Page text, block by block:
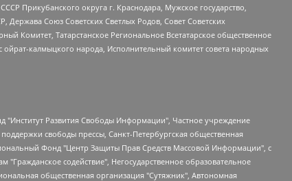
Прикубанского округа г. Краснодара, Мужское государство,
Союз Советских Светлых Родов, Совет Советских
Комитет, Татарстанское Региональное Всетатарское общественное
калмыцкого народа, Исполнительный комитет совета народных
Вероника Юрьевна, Толоконникова Надежда Андреевна, Шендерович Виктор Анатольевич, Общество с ограниченной ответственностью "Данное сообщение", Общество с ограниченной ответственностью Издательский дом "Новая глава", Айнбиндер Александра Александровна, Московский комьюнити-центр для ЛГБТ+инициатив, Благотворительный фонд развития филантропии, Deutsche Welle (Германия, Kurt-Schumacher-Strasse 3, 53113 Bonn), Борзунова Мария Михайловна, Воробьев Виктор Викторович, Голубева Анна Львовна, Константинова Алла Михайловна, Малкова Ирина Владимировна, Мурадов Мурад Абдулгалимович, Осетинская Елизавета Николаевна, Понасенков Евгений Николаевич, Ганапольский Матвей Юрьевич, Киселев Евгений Алексеевич, Борухович Ирина Григорьевна, Дремин Иван Тимофеевич, Дубровский Дмитрий Викторович, Красноярская региональная общественная организация поддержки и развития альтернативных образовательных технологий и межкультурных коммуникаций "ИНТЕРРА", Маяковская Екатерина Алексеевна, Фейгин Марк Захарович, Филимонов Андрей Викторович, Дзугкоева Регина Николаевна, Доброхотов Роман Александрович, Дудь Юрий Александрович, Елкин Сергей Владимирович, Кругликов Кирилл Игоревич, Сабунаева Мария Леонидовна, Семенов Алексей Владимирович, Шаинян Карен Багратович, Шульман Екатерина Михайловна, Асафьев Артур Валерьевич, Вахштайн Виктор Семенович, Венедиктов Алексей Алексеевич, Лушникова Екатерина Евгеньевна, Волков Леонид Михайлович, Невзоров Александр Глебович, Пархоменко Сергей Борисович, Сироткин Ярослав Николаевич, Кара-Мурза Владимир Владимирович, Баранова Наталья Владимировна, Гозман Леонид Яковлевич, Кагарлицкий Борис Юльевич, Климарев Михаил Валерьевич, Милов Владимир Станиславович, Автономная некоммерческая организация Краснодарский центр современного искусства "Типография", Моргенштерн Алишер Тагирович, Соболь Любовь Эдуардовна, Общество с ограниченной ответственностью "ЛИЗА НОРМ", Каспаров Гарри Кимович, Ходорковский Михаил Борисович, Общество с ограниченной ответственностью "Апрельские тезисы", Данилович Ирина Брониславовна, Кашин Олег Владимирович, Петров Николай Владимирович, Пивоваров Алексей Владимирович, Соколов Михаил Владимирович, Цветкова Юлия Владимировна, Чичваркин Евгений Александрович, Комитет против пыток/Команда против пыток, Общество с ограниченной ответственностью "Первый научный", Общество с ограниченной ответственностью "Вертолет и ко", Белоцерковская Вероника Борисовна, Кац Максим Евгеньевич, Лазарева Татьяна Юрьевна, Шаведдинов Руслан Табризович, Яшин Илья Валерьевич, Общество с ограниченной ответственностью "Иноагент ААВ", Алешковский Дмитрий Петрович, Альбац Евгения Марковна, Быков Дмитрий Львович, Галямина Юлия Евгеньевна, Лойко Сергей Леонидович, Мартынов Кирилл Константинович, Медведев Сергей Александрович, Крашенинников Федор Геннадиевич, Гордеева Катерина Вл